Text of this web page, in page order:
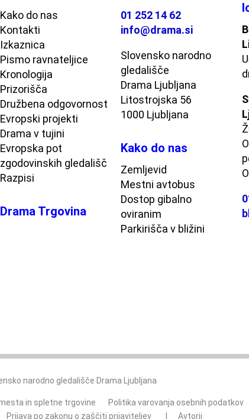
Kako do nas
Kontakti
Izkaznica
Pismo ravnateljice
Kronologija
Prizorišča
Družbena odgovornost
Evropski projekti
Drama v tujini
Evropska pot
zgodovinskih gledališč
Razpisi
Drama Trgovina
01 252 14 62
info@drama.si
Slovensko narodno
gledališče
Drama Ljubljana
Litostrojska 56
1000 Ljubljana
Kako do nas
Zemljevid
Mestni avtobus
Dostop gibalno
oviranim
Parkirišča v bližini
narodno gledališče Drama Ljubljana
in spletne trgovine
Politika varovanja osebnih podatkov
Prijava po zakonu o zaščiti prijaviteljev Avtorji